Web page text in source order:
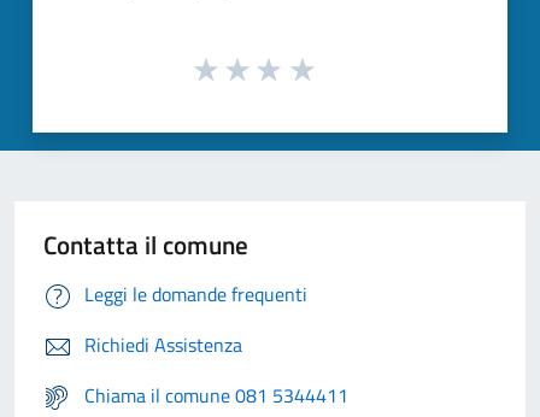
Contatta il comune
Leggi le domande frequenti
Richiedi Assistenza
Chiama il comune 081 5344411